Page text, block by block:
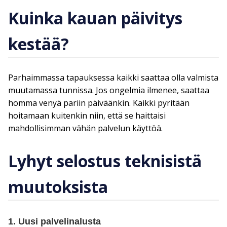
Kuinka kauan päivitys
kestää?
Parhaimmassa tapauksessa kaikki saattaa olla valmista
muutamassa tunnissa. Jos ongelmia ilmenee, saattaa
homma venyä pariin päiväänkin. Kaikki pyritään
hoitamaan kuitenkin niin, että se haittaisi
mahdollisimman vähän palvelun käyttöä.
Lyhyt selostus teknisistä
muutoksista
1. Uusi palvelinalusta